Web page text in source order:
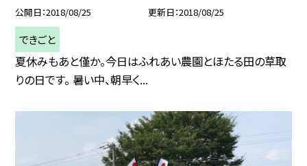
公開日 2018/08/25 更新日 2018/08/25
できごと
夏休みもあと僅か。今日はふれあい農園とほたる田の草取
りの日です。 暑い中、朝早く...